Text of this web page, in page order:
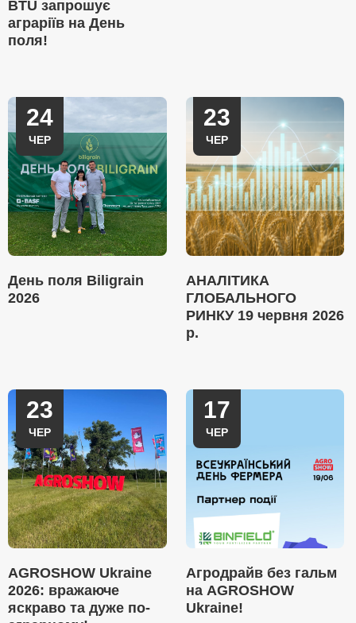
BTU запрошує
аграріїв на День
поля!
24
ЧЕР
День поля Biligrain
2026
23
ЧЕР
АНАЛІТИКА
ГЛОБАЛЬНОГО
РИНКУ 19 червня 2026
р.
23
ЧЕР
AGROSHOW Ukraine
2026: вражаюче
яскраво та дуже по-
17
ЧЕР
Агродрайв без гальм
на AGROSHOW
Ukraine!